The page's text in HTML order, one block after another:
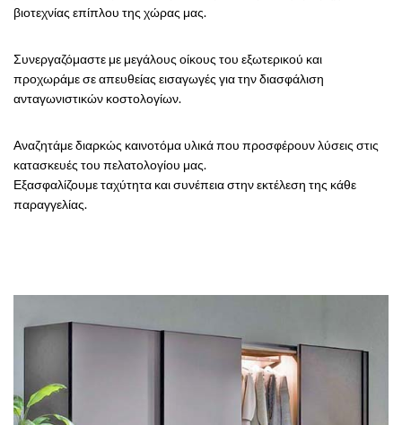
βιοτεχνίας επίπλου της χώρας μας.
Συνεργαζόμαστε με μεγάλους οίκους του εξωτερικού και
προχωράμε σε απευθείας εισαγωγές για την διασφάλιση
ανταγωνιστικών κοστολογίων.
Αναζητάμε διαρκώς καινοτόμα υλικά που προσφέρουν λύσεις στις
κατασκευές του πελατολογίου μας.
Εξασφαλίζουμε ταχύτητα και συνέπεια στην εκτέλεση της κάθε
παραγγελίας.